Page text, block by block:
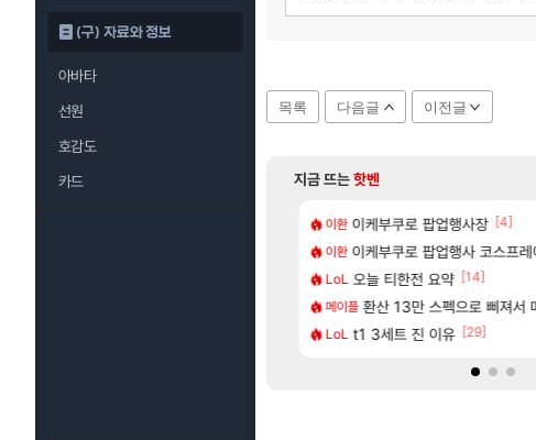
(구) 자료와 정보
아바타
선원
호감도
카드
목록 다음글 이전글
지금 뜨는핫벤
이환 이케부쿠로 팝업행사장 [4]
이환 이케부쿠로 팝업행사 코스프
LoL 오늘 티한전 요약 [14]
메이플 환산 13만 스펙으로 삐져서 매주 수로
LoL t1 3세트 진 이유 [29]
비스트 모든 바우에라 업그레이드 아
비스트 모든 요리/작물 책 획득 위치 공
섭컬겜 무한대 아난타 유출과 앞
PV 라스트 에포크 시즌5 - 서리
해외겜 ‘GTA 6’ 예판 흥행…테이크